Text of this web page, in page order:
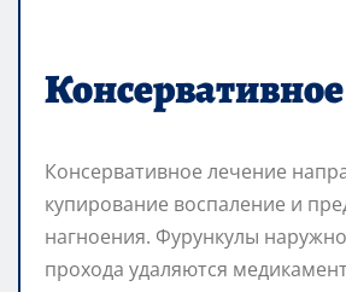
Консервативное
Консервативное лечение
купирование воспаление и
нагноения. Фурункулы
прохода удаляются